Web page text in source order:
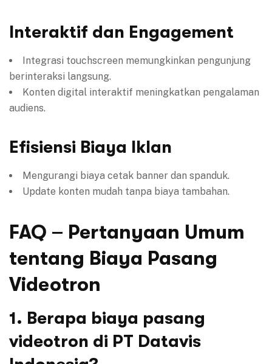
Interaktif dan Engagement
Integrasi touchscreen memungkinkan pengunjung
berinteraksi langsung.
Konten digital interaktif meningkatkan pengalaman
audiens.
Efisiensi Biaya Iklan
Mengurangi biaya cetak banner dan spanduk.
Update konten mudah tanpa biaya tambahan.
FAQ – Pertanyaan Umum
tentang Biaya Pasang
Videotron
1. Berapa biaya pasang
videotron di PT Datavis